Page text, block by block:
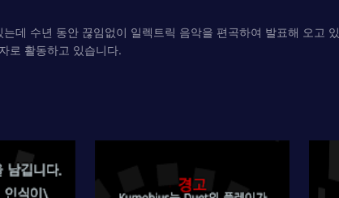
수년 동안 끊임없이 일렉트릭 음악을 편곡하여 발표해 오고
로 활동하고 있습니다.